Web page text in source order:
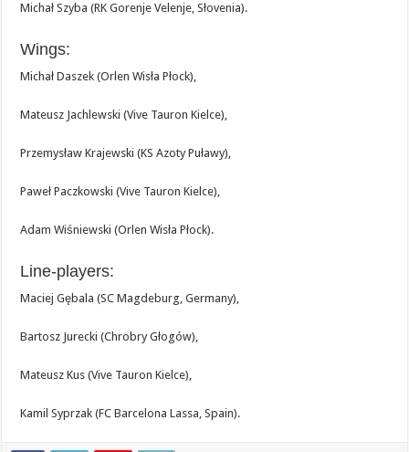
Michał Szyba (RK Gorenje Velenje, Słovenia).
Wings:
Michał Daszek (Orlen Wisła Płock),
Mateusz Jachlewski (Vive Tauron Kielce),
Przemysław Krajewski (KS Azoty Puławy),
Paweł Paczkowski (Vive Tauron Kielce),
Adam Wiśniewski (Orlen Wisła Płock).
Line-players:
Maciej Gębala (SC Magdeburg, Germany),
Bartosz Jurecki (Chrobry Głogów),
Mateusz Kus (Vive Tauron Kielce),
Kamil Syprzak (FC Barcelona Lassa, Spain).